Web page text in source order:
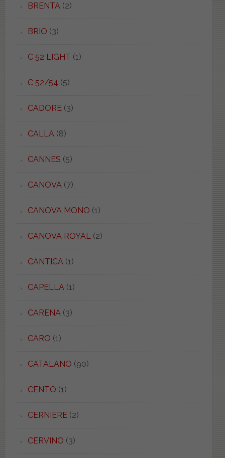
BRENTA (2)
BRIO (3)
C 52 LIGHT (1)
C 52/54 (5)
CADORE(3)
CALLA (8)
CANNES (5)
CANOVA (7)
CANOVA MONO (1)
CANOVA ROYAL (2)
CANTICA (1)
CAPELLA (1)
CARENA (3)
CARO (1)
CATALANO (90)
CENTO (1)
CERNIERE(2)
CERVINO (3)